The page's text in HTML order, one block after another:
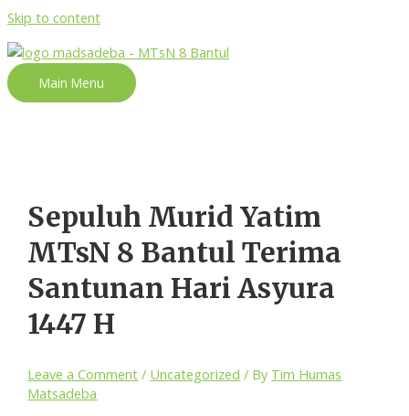
Skip to content
Main Menu
Sepuluh Murid Yatim
MTsN 8 Bantul Terima
Santunan Hari Asyura
1447 H
Leave a Comment / Uncategorized / By Tim Humas
Matsadeba